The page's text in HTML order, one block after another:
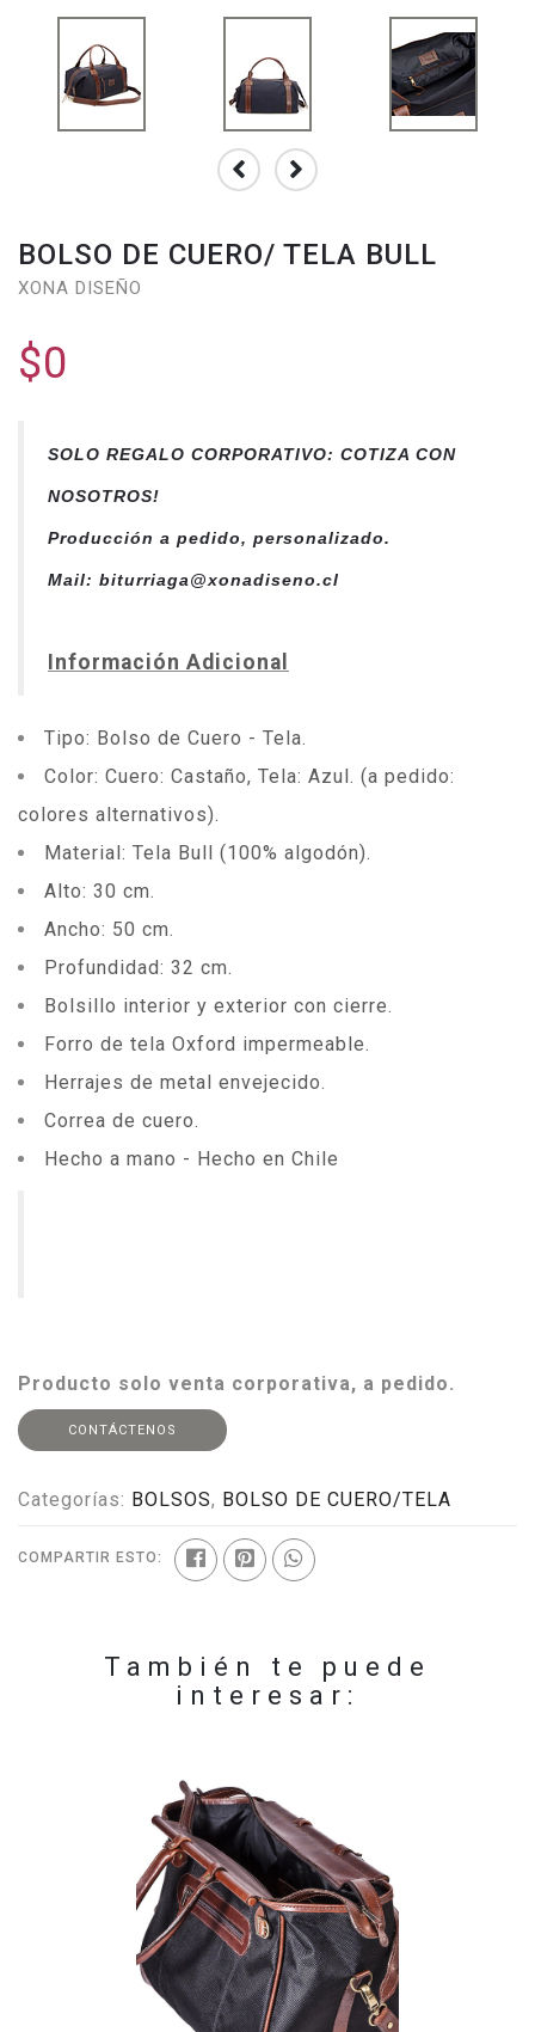
BOLSO DE CUERO/ TELA BULL
XONA DISEÑO
$0
SOLO REGALO CORPORATIVO: COTIZA CON
NOSOTROS!
Producción a pedido, personalizado.
Mail: biturriaga@xonadiseno.cl
Información Adicional
Tipo: Bolso de Cuero - Tela.
Color: Cuero: Castaño, Tela: Azul. (a pedido:
colores alternativos).
Material: Tela Bull (100% algodón).
Alto: 30 cm.
Ancho: 50 cm.
Profundidad: 32 cm.
Bolsillo interior y exterior con cierre.
Forro de tela Oxford impermeable.
Herrajes de metal envejecido.
Correa de cuero.
Hecho a mano - Hecho en Chile
Producto solo venta corporativa, a pedido.
CONTÁCTENOS
Categorías: BOLSOS, BOLSO DE CUERO/TELA
COMPARTIR ESTO:
También te puede
interesar: